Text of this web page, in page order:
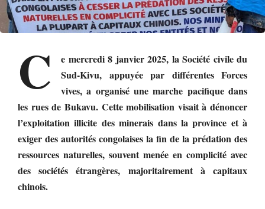
C
e mercredi 8 janvier 2025, la Société civile du
Sud-Kivu, appuyée par différentes Forces
vives, a organisé une marche pacifique dans
les rues de Bukavu. Cette mobilisation visait à dénoncer
l’exploitation illicite des minerais dans la province et à
exiger des autorités congolaises la fin de la prédation des
ressources naturelles, souvent menée en complicité avec
des sociétés étrangères, majoritairement à capitaux
chinois.